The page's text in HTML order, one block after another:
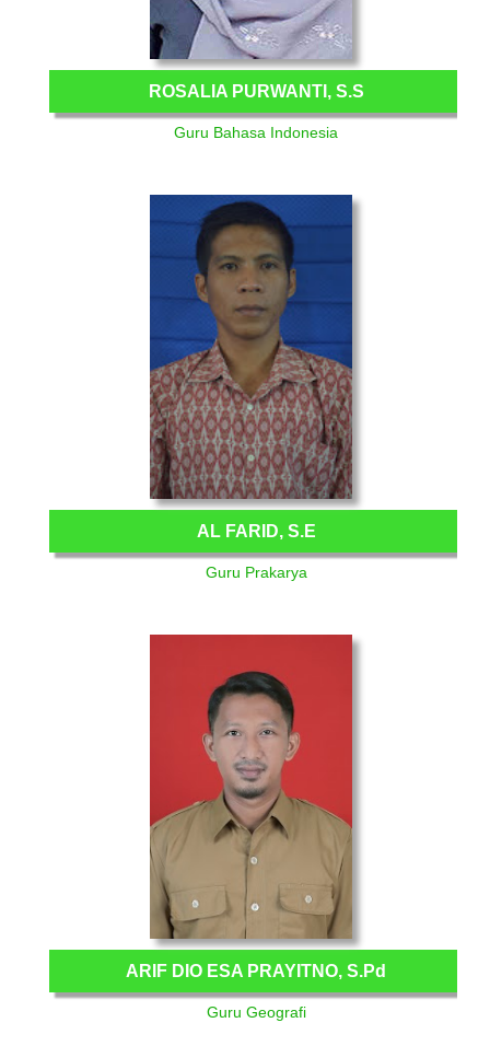
ROSALIA PURWANTI, S.S
Guru Bahasa Indonesia
AL FARID, S.E
Guru Prakarya
ARIF DIO ESA PRAYITNO, S.Pd
Guru Geografi